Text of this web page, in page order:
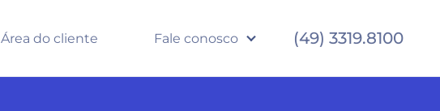
Área do cliente Fale conosco (49) 3319.8100